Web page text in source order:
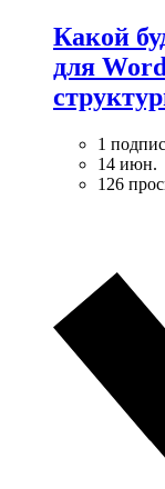
Какой
для
1
14 июн.
126